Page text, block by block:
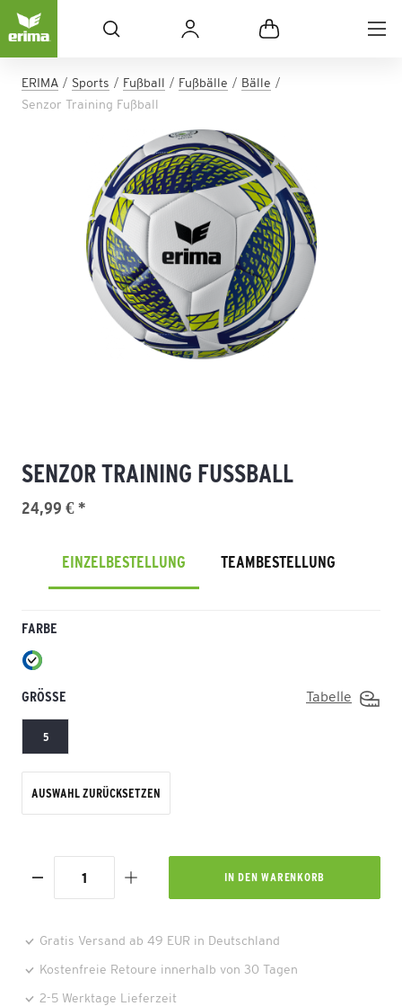
ERIMA Sports Fußball Fußbälle
Bälle
Senzor Training Fußball
SENZOR TRAINING FUSSBALL
24,99 € *
EINZELBESTELLUNG TEAMBESTELLUNG
FARBE
GRÖSSE Tabelle
5
AUSWAHL ZURÜCKSETZEN
IN DEN WARENKORB
Gratis Versand ab 49 EUR in Deutschland
Kostenfreie Retoure innerhalb von 30 Tagen
2-5 Werktage Lieferzeit